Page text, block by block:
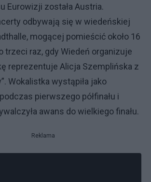
Eurowizji została Austria.
odbywają się w wiedeńskiej
mogącej pomieścić około 16
trzeci raz, gdy Wiedeń organizuje
reprezentuje Alicja Szemplińska z
Wokalistka wystąpiła jako
pierwszego półfinału i
awans do wielkiego finału.
Reklama